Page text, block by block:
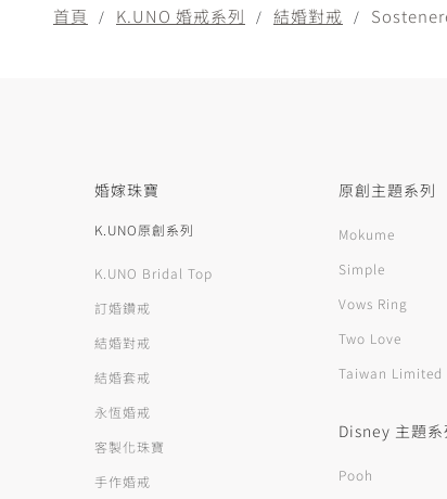
首頁 K.UNO 婚戒系列 結婚對戒
婚嫁珠寶
K.UNO原創系列
K.UNO Bridal Top
訂婚鑽戒
結婚對戒
結婚套戒
永恆婚戒
客製化珠寶
手作婚戒
原創主題系列
Mokume
Simple
Vows Ring
Two Love
Taiwan Limited
Disney 主題系
Pooh